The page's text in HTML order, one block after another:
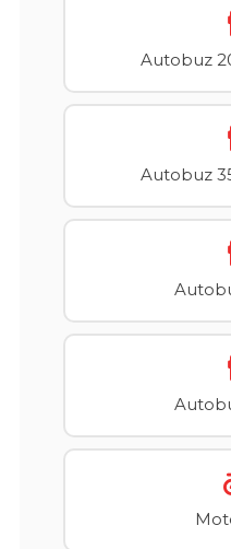
Autobuz
Autobuz